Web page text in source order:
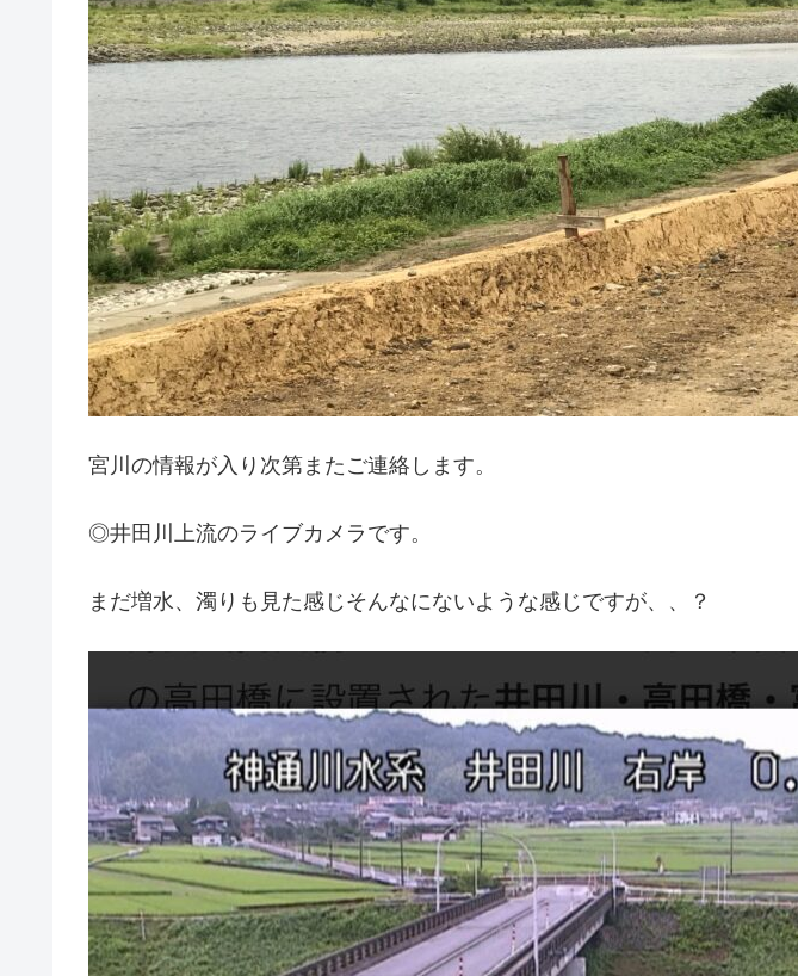
宮川の情報が入り次第またご連絡します。
◎井田川上流のライブカメラです。
まだ増水、濁りも見た感じそんなにないような感じですが、、？